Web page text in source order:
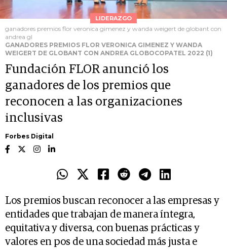
LIDERAZGO
ganadores premios flor veronica gimenez y wanda weigert de globant con
andrea gl
GANADORES PREMIOS FLOR VERONICA GIMENEZ Y WANDA
WEIGERT DE GLOBANT CON ANDREA GLOBOCOPATEL 2022 (1)
Fundación FLOR anunció los
ganadores de los premios que
reconocen a las organizaciones
inclusivas
Forbes Digital
Los premios buscan reconocer a las empresas y
entidades que trabajan de manera íntegra,
equitativa y diversa, con buenas prácticas y
valores en pos de una sociedad más justa e